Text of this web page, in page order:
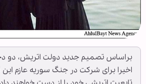
براساس تصمیم جدید دولت اتریش، دو
اخیرا برای شرکت در جنگ سوریه عازم